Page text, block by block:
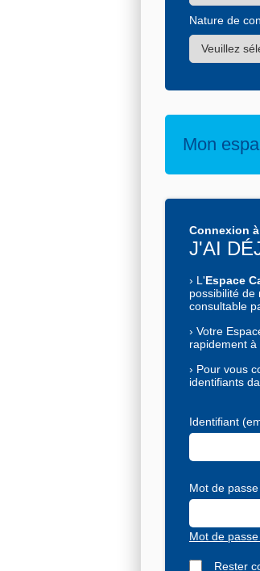
Nature de
Mon
J'AI
› L'Espace
possibilité de
consultable
› Votre
rapidement à
› Pour vous
identifiants
Connexion
Identifiant
Mot de passe
Rester
Mot de